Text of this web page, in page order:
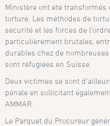
Ministère ont été transformés
torture. Les méthodes de
sécurité et les forces de
particulièrement brutales,
durables chez de
sont réfugiées en Suisse.
Deux victimes se sont
pénale en sollicitant
AMMAR.
Le Parquet du Procureur